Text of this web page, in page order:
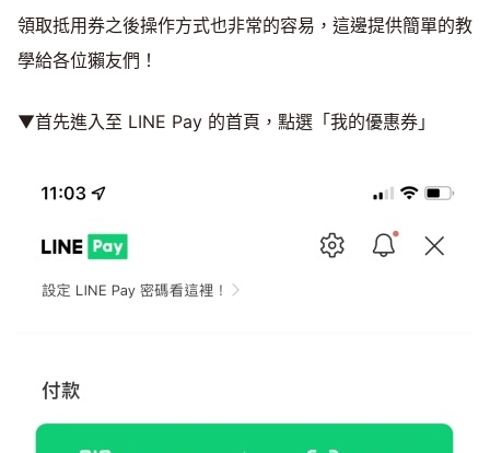
領取抵用券之後操作方式也非常的容易，這邊提供簡單的教
學給各位獺友們！
▼首先進入至 LINE Pay 的首頁，點選「我的優惠券」